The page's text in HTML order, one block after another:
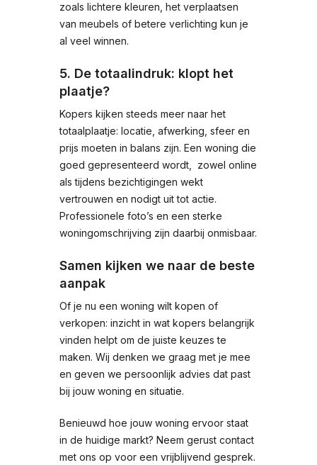
zoals lichtere kleuren, het verplaatsen
van meubels of betere verlichting kun je
al veel winnen.
5. De totaalindruk: klopt het
plaatje?
Kopers kijken steeds meer naar het
totaalplaatje: locatie, afwerking, sfeer en
prijs moeten in balans zijn. Een woning die
goed gepresenteerd wordt, zowel online
als tijdens bezichtigingen wekt
vertrouwen en nodigt uit tot actie.
Professionele foto’s en een sterke
woningomschrijving zijn daarbij onmisbaar.
Samen kijken we naar de beste
aanpak
Of je nu een woning wilt kopen of
verkopen: inzicht in wat kopers belangrijk
vinden helpt om de juiste keuzes te
maken. Wij denken we graag met je mee
en geven we persoonlijk advies dat past
bij jouw woning en situatie.
Benieuwd hoe jouw woning ervoor staat
in de huidige markt? Neem gerust contact
met ons op voor een vrijblijvend gesprek.